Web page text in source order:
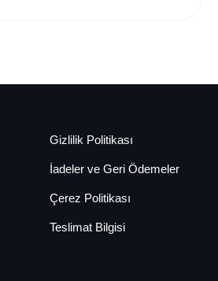
Gizlilik Politikası
İadeler ve Geri Ödemeler
Çerez Politikası
Teslimat Bilgisi